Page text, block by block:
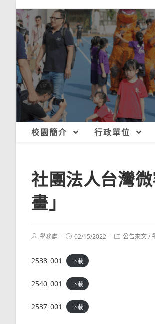
校園簡介 行政單位
社團法人台灣
畫」
Post學務處
Post02/15/2022
Post公告來文/
2538_001 下載
2540_001 下載
2537_001 下載